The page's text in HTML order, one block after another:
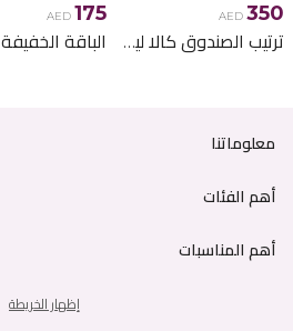
AED 350
ترتيب الصندوق كالا ليلي
AED 175
الباقة الخفيفة
معلوماتنا
أهم الفئات
أهم المناسبات
إظهار الخريطة